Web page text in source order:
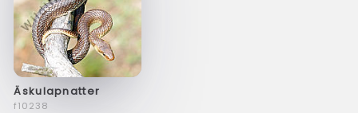
Äskulapnatter
f10238